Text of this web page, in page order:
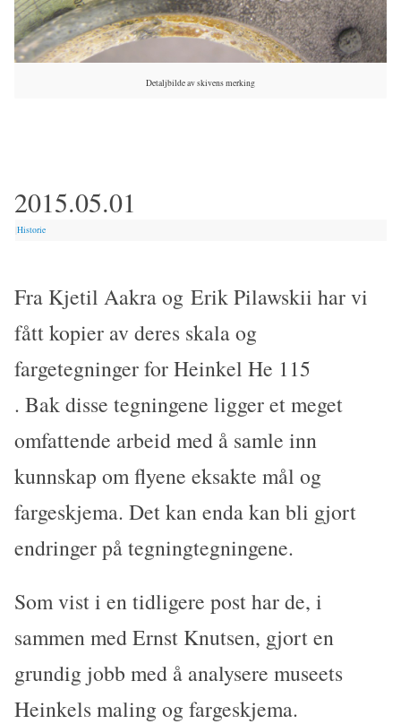
Detaljbilde av skivens merking
2015.05.01
|Historie
Fra Kjetil Aakra og Erik Pilawskii har vi
fått kopier av deres skala og
fargetegninger for Heinkel He 115
. Bak disse tegningene ligger et meget
omfattende arbeid med å samle inn
kunnskap om flyene eksakte mål og
fargeskjema. Det kan enda kan bli gjort
endringer på tegningtegningene.
Som vist i en tidligere post har de, i
sammen med Ernst Knutsen, gjort en
grundig jobb med å analysere museets
Heinkels maling og fargeskjema.